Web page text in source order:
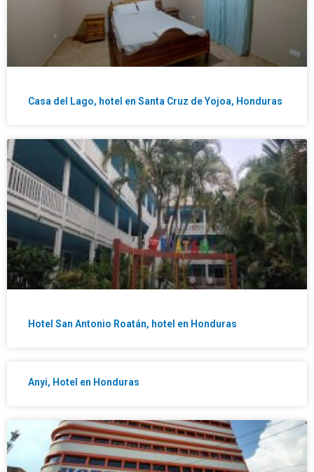
Casa del Lago, hotel en Santa Cruz de Yojoa, Honduras
Hotel San Antonio Roatán, hotel en Honduras
Anyi, Hotel en Honduras